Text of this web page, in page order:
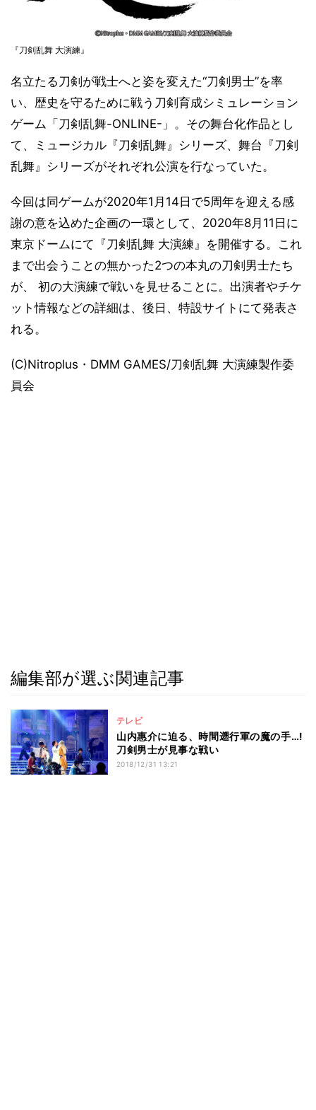
『刀剣乱舞 大演練』
名立たる刀剣が戦士へと姿を変えた“刀剣男士”を率
い、歴史を守るために戦う刀剣育成シミュレーション
ゲーム「刀剣乱舞-ONLINE-」。その舞台化作品とし
て、ミュージカル『刀剣乱舞』シリーズ、舞台『刀剣
乱舞』シリーズがそれぞれ公演を行なっていた。
今回は同ゲームが2020年1月14日で5周年を迎える感
謝の意を込めた企画の一環として、2020年8月11日に
東京ドームにて『刀剣乱舞 大演練』を開催する。これ
まで出会うことの無かった2つの本丸の刀剣男士たち
が、 初の大演練で戦いを見せることに。出演者やチケ
ット情報などの詳細は、後日、特設サイトにて発表さ
れる。
(C)Nitroplus・DMM GAMES/刀剣乱舞 大演練製作委
員会
編集部が選ぶ関連記事
テレビ
山内惠介に迫る、時間遡行軍の魔の手…!
刀剣男士が見事な戦い
2018/12/31 13:21